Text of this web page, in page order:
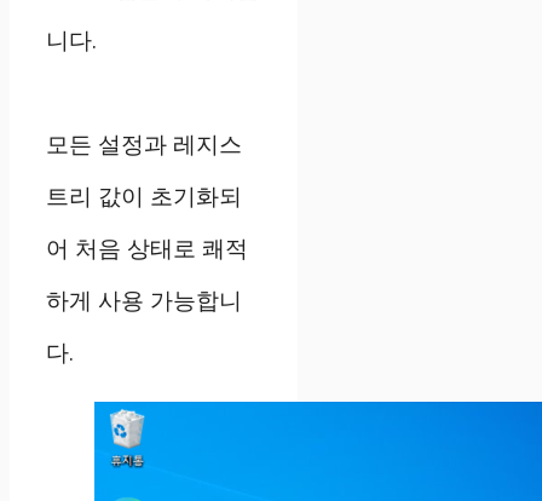
니다.
모든 설정과 레지스
트리 값이 초기화되
어 처음 상태로 쾌적
하게 사용 가능합니
다.